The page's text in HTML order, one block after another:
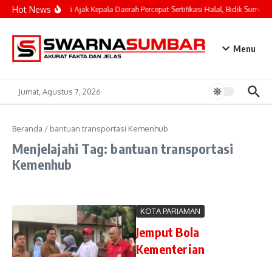
Lewati ke konten
Hot NewsMahyeldi Ajak Kepala Daerah Percepat Sertifikasi Halal, Bidik Sumbar
Menu
Jumat, Agustus 7, 2026
Beranda / bantuan transportasi Kemenhub
Menjelajahi Tag: bantuan transportasi
Kemenhub
KOTA PARIAMAN
Jemput Bola
Kementerian